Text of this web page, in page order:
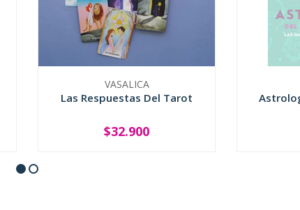
VASALICA
Las Respuestas Del Tarot
+
$32.900